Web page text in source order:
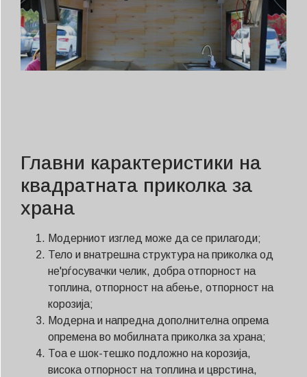
Главни карактеристики на
квадратната приколка за
храна
Модерниот изглед може да се прилагоди;
Тело и внатрешна структура на приколка од
не'рѓосувачки челик, добра отпорност на
топлина, отпорност на абење, отпорност на
корозија;
Модерна и напредна дополнителна опрема
опремена во мобилната приколка за храна;
Тоа е шок-тешко подложно на корозија,
висока отпорност на топлина и цврстина,